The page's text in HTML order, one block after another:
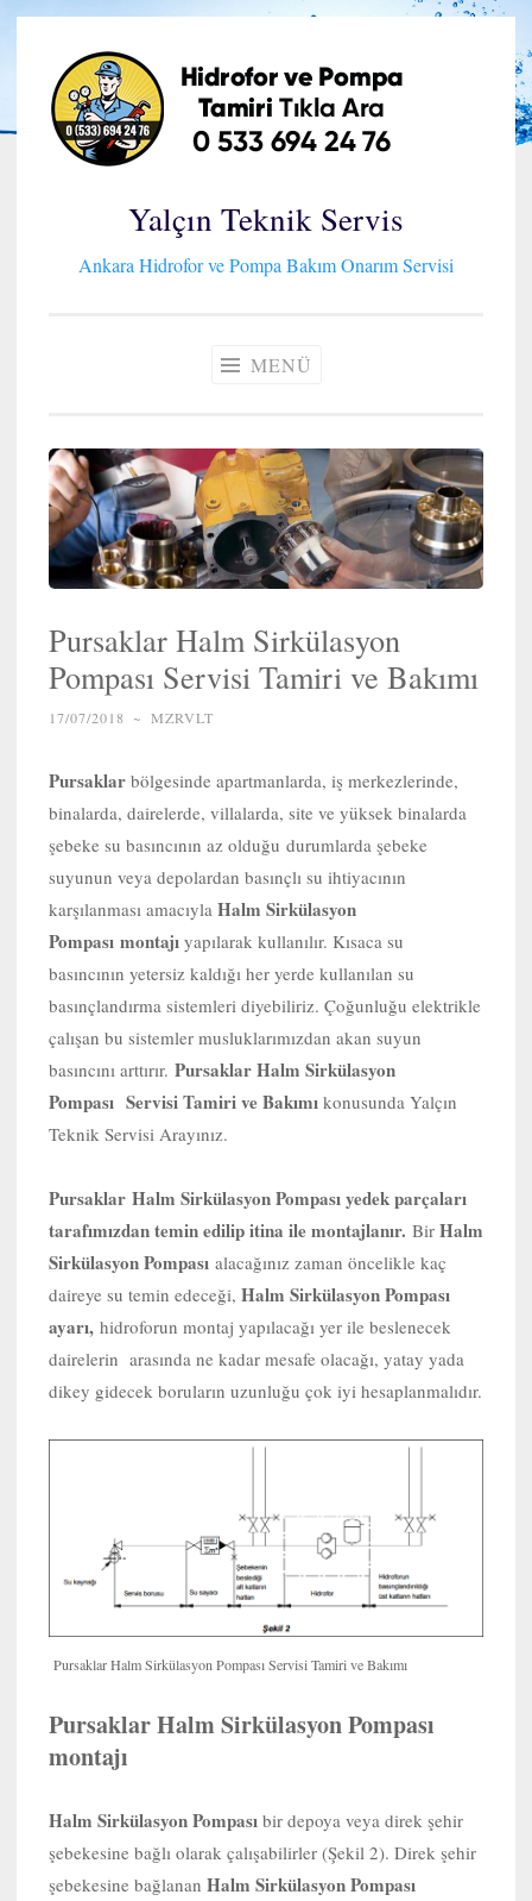
İçeriğe
geç
Yalçın Teknik Servis
Ankara Hidrofor ve Pompa Bakım Onarım Servisi
MENÜ
Pursaklar Halm Sirkülasyon
Pompası Servisi Tamiri ve Bakımı
17/07/2018 ~ MZRVLT
Pursaklar bölgesinde apartmanlarda, iş merkezlerinde,
binalarda, dairelerde, villalarda, site ve yüksek binalarda
şebeke su basıncının az olduğu durumlarda şebeke
suyunun veya depolardan basınçlı su ihtiyacının
karşılanması amacıyla Halm Sirkülasyon
Pompası montajı yapılarak kullanılır. Kısaca su
basıncının yetersiz kaldığı her yerde kullanılan su
basınçlandırma sistemleri diyebiliriz. Çoğunluğu elektrikle
çalışan bu sistemler musluklarımızdan akan suyun
basıncını arttırır. Pursaklar Halm Sirkülasyon
Pompası Servisi Tamiri ve Bakımı konusunda Yalçın
Teknik Servisi Arayınız.
Pursaklar Halm Sirkülasyon Pompası yedek parçaları
tarafımızdan temin edilip itina ile montajlanır. Bir Halm
Sirkülasyon Pompası alacağınız zaman öncelikle kaç
daireye su temin edeceği, Halm Sirkülasyon Pompası
ayarı, hidroforun montaj yapılacağı yer ile beslenecek
dairelerin arasında ne kadar mesafe olacağı, yatay yada
dikey gidecek boruların uzunluğu çok iyi hesaplanmalıdır.
Pursaklar Halm Sirkülasyon Pompası Servisi Tamiri ve Bakımı
Pursaklar Halm Sirkülasyon Pompası
montajı
Halm Sirkülasyon Pompası bir depoya veya direk şehir
şebekesine bağlı olarak çalışabilirler (Şekil 2). Direk şehir
şebekesine bağlanan Halm Sirkülasyon Pompası